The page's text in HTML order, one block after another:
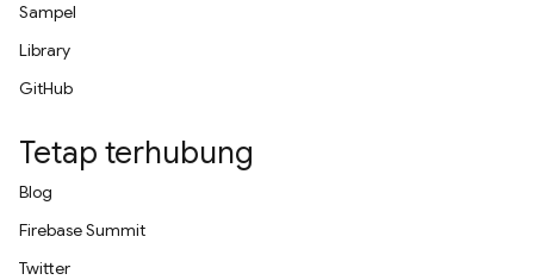
Sampel
Library
GitHub
Tetap terhubung
Blog
Firebase Summit
Twitter